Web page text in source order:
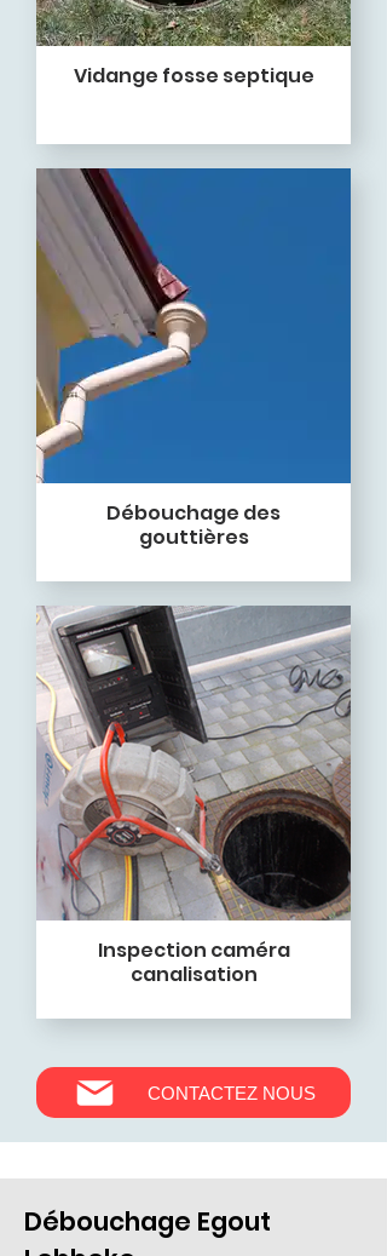
Vidange fosse septique
Débouchage des
gouttières
Inspection caméra
canalisation
CONTACTEZ NOUS
Débouchage Egout